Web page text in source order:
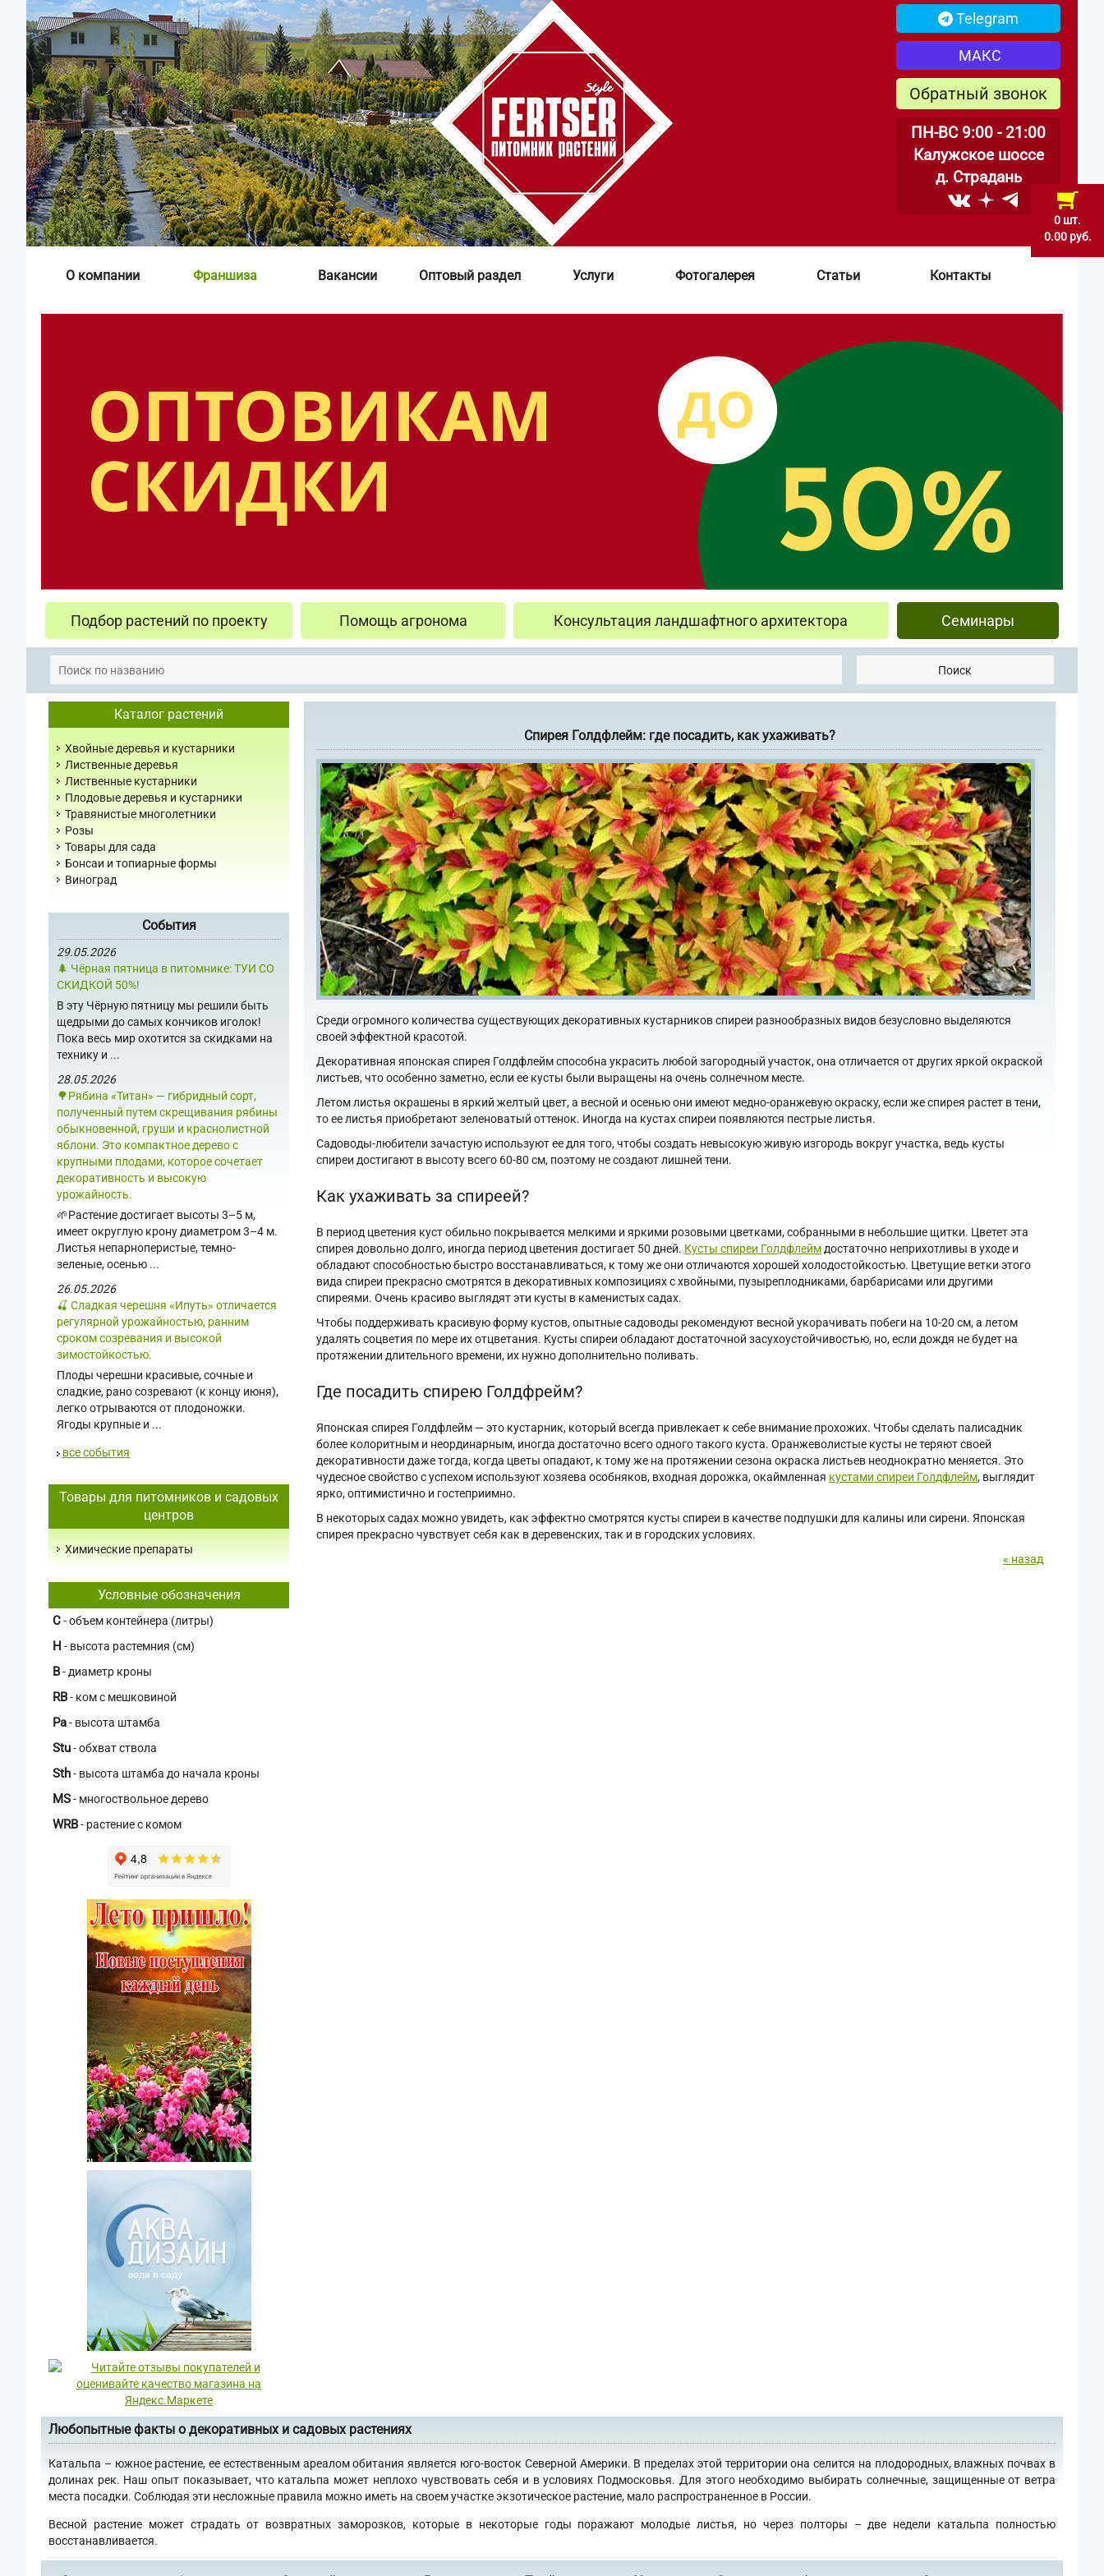
0 шт.
0.00 руб.
Telegram
МАКС
Обратный звонок
ПН-ВС 9:00 - 21:00
Калужское шоссе
д. Страдань
О компании Франшиза Вакансии Оптовый раздел Услуги Фотогалерея Статьи Контакты
Подбор растений по проекту Помощь агронома Консультация ландшафтного архитектора Семинары
Поиск
Каталог растений
Хвойные деревья и кустарники
Лиственные деревья
Лиственные кустарники
Плодовые деревья и кустарники
Травянистые многолетники
Розы
Товары для сада
Бонсаи и топиарные формы
Виноград
События
29.05.2026
🌲 Чёрная пятница в питомнике: ТУИ СО
СКИДКОЙ 50%!
В эту Чёрную пятницу мы решили быть
щедрыми до самых кончиков иголок!
Пока весь мир охотится за скидками на
технику и ...
28.05.2026
🌳Рябина «Титан» — гибридный сорт,
полученный путем скрещивания рябины
обыкновенной, груши и краснолистной
яблони. Это компактное дерево с
крупными плодами, которое сочетает
декоративность и высокую
урожайность.
🌱Растение достигает высоты 3–5 м,
имеет округлую крону диаметром 3–4 м.
Листья непарноперистые, темно-
зеленые, осенью ...
26.05.2026
🍒 Сладкая черешня «Ипуть» отличается
регулярной урожайностью, ранним
сроком созревания и высокой
зимостойкостью.
Плоды черешни красивые, сочные и
сладкие, рано созревают (к концу июня),
легко отрываются от плодоножки.
Ягоды крупные и ...
все события
Товары для питомников и садовых
центров
Химические препараты
Условные обозначения
C- объем контейнера (литры)
H - высота растемния (см)
В- диаметр кроны
RB- ком с мешковиной
Pa- высота штамба
Stu- обхват ствола
Sth- высота штамба до начала кроны
MS- многоствольное дерево
WRB- растение с комом
Спирея Голдфлейм: где посадить, как ухаживать?
Среди огромного количества существующих декоративных кустарников спиреи разнообразных видов безусловно выделяются
своей эффектной красотой.
Декоративная японская спирея Голдфлейм способна украсить любой загородный участок, она отличается от других яркой окраской
листьев, что особенно заметно, если ее кусты были выращены на очень солнечном месте.
Летом листья окрашены в яркий желтый цвет, а весной и осенью они имеют медно-оранжевую окраску, если же спирея растет в тени,
то ее листья приобретают зеленоватый оттенок. Иногда на кустах спиреи появляются пестрые листья.
Садоводы-любители зачастую используют ее для того, чтобы создать невысокую живую изгородь вокруг участка, ведь кусты
спиреи достигают в высоту всего 60-80 см, поэтому не создают лишней тени.
Как ухаживать за спиреей?
В период цветения куст обильно покрывается мелкими и яркими розовыми цветками, собранными в небольшие щитки. Цветет эта
спирея довольно долго, иногда период цветения достигает 50 дней. Кусты спиреи Голдфлеймдостаточно неприхотливы в уходе и
обладают способностью быстро восстанавливаться, к тому же они отличаются хорошей холодостойкостью. Цветущие ветки этого
вида спиреи прекрасно смотрятся в декоративных композициях с хвойными, пузыреплодниками, барбарисами или другими
спиреями. Очень красиво выглядят эти кусты в каменистых садах.
Чтобы поддерживать красивую форму кустов, опытные садоводы рекомендуют весной укорачивать побеги на 10-20 см, а летом
удалять соцветия по мере их отцветания. Кусты спиреи обладают достаточной засухоустойчивостью, но, если дождя не будет на
протяжении длительного времени, их нужно дополнительно поливать.
Где посадить спирею Голдфрейм?
Японская спирея Голдфлейм — это кустарник, который всегда привлекает к себе внимание прохожих. Чтобы сделать палисадник
более колоритным и неординарным, иногда достаточно всего одного такого куста. Оранжеволистые кусты не теряют своей
декоративности даже тогда, когда цветы опадают, к тому же на протяжении сезона окраска листьев неоднократно меняется. Это
чудесное свойство с успехом используют хозяева особняков, входная дорожка, окаймленная кустами спиреи Голдфлейм, выглядит
ярко, оптимистично и гостеприимно.
В некоторых садах можно увидеть, как эффектно смотрятся кусты спиреи в качестве подпушки для калины или сирени. Японская
спирея прекрасно чувствует себя как в деревенских, так и в городских условиях.
« назад
Любопытные факты о декоративных и садовых растениях
Катальпа – южное растение, ее естественным ареалом обитания является юго-восток Северной Америки. В пределах этой территории она селится на плодородных, влажных почвах в
долинах рек. Наш опыт показывает, что катальпа может неплохо чувствовать себя и в условиях Подмосковья. Для этого необходимо выбирать солнечные, защищенные от ветра
места посадки. Соблюдая эти несложные правила можно иметь на своем участке экзотическое растение, мало распространенное в России.
Весной растение может страдать от возвратных заморозков, которые в некоторые годы поражают молодые листья, но через полторы – две недели катальпа полностью
восстанавливается.